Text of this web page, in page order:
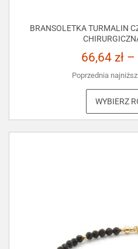
BRANSOLETKA TURMALIN
66,64 zł –
Poprzednia
WYBIERZ